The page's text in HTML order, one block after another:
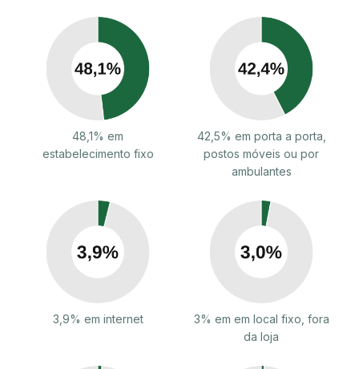
48,1% em
estabelecimento fixo
42,5% em porta a porta,
postos móveis ou por
ambulantes
3,9% em internet
3% em em local fixo, fora
da loja